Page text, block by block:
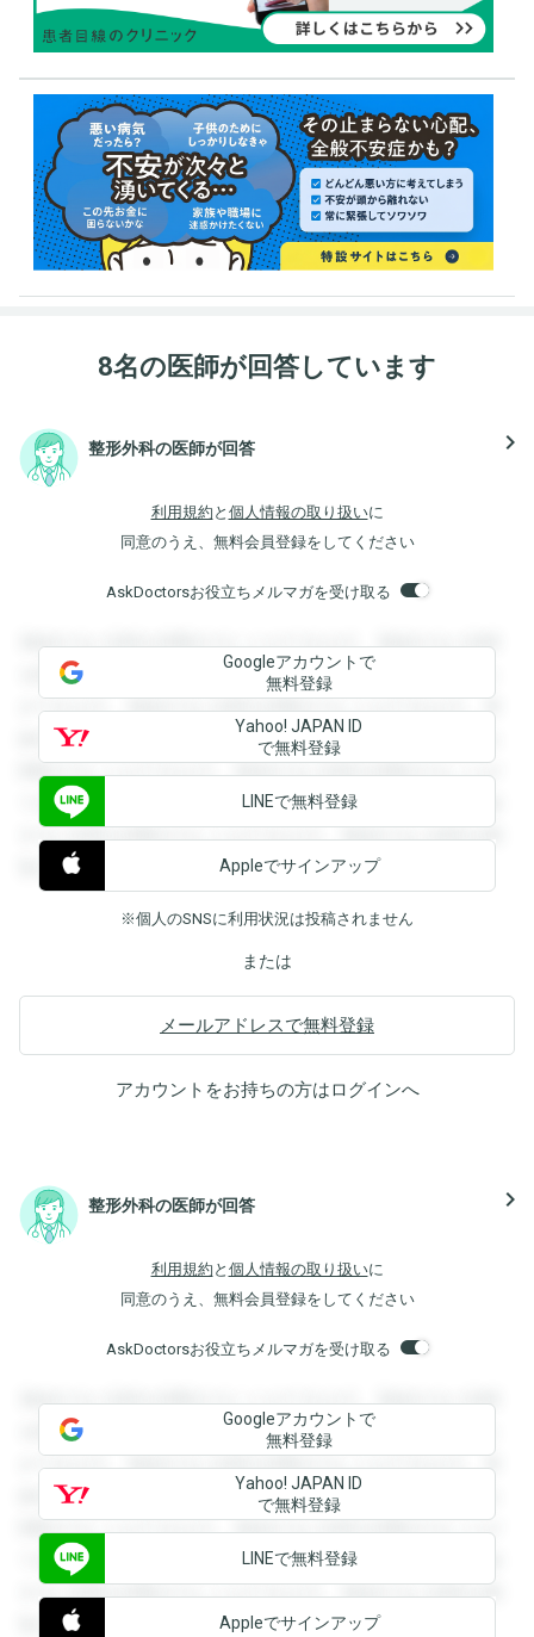
8名の医師が回答しています
整形外科の医師が回答 navigate_next
利用規約 と 個人情報の取り扱いに
同意のうえ、無料会員登録をしてください
AskDoctorsお役立ちメルマガを受け取る
登録すると回答を閲覧することができます。登録すると回答
を閲覧することができます。登録すると回答を閲覧すること
ができます。登録すると回答を閲覧することができます。登
録すると回答を閲覧することができます。登録すると回答を
閲覧することができます。登録すると回答を閲覧することが
できます。登録すると回答を閲覧することができます。登録
すると回答を閲覧することができます。登録すると回答を閲
覧することができます。
Googleアカウントで
無料登録
Yahoo! JAPAN ID
で無料登録
LINEで無料登録
Appleでサインアップ
※個人のSNSに利用状況は投稿されません
または
メールアドレスで無料登録
アカウントをお持ちの方はログインへ
整形外科の医師が回答 navigate_next
利用規約 と 個人情報の取り扱いに
同意のうえ、無料会員登録をしてください
AskDoctorsお役立ちメルマガを受け取る
登録すると回答を閲覧することができます。登録すると回答
を閲覧することができます。登録すると回答を閲覧すること
ができます。登録すると回答を閲覧することができます。登
録すると回答を閲覧することができます。登録すると回答を
閲覧することができます。登録すると回答を閲覧することが
できます。登録すると回答を閲覧することができます。登録
すると回答を閲覧することができます。登録すると回答を閲
覧することができます。
Googleアカウントで
無料登録
Yahoo! JAPAN ID
で無料登録
LINEで無料登録
Appleでサインアップ